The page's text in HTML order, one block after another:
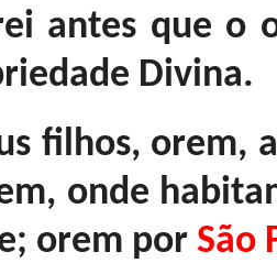
antes que o
Divina.
filhos, orem,
onde
orem por São